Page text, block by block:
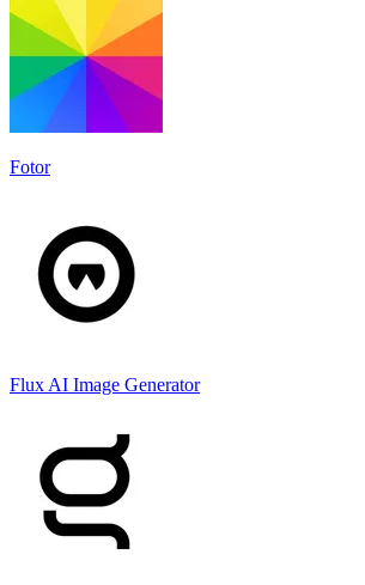
Fotor
Flux AI Image Generator